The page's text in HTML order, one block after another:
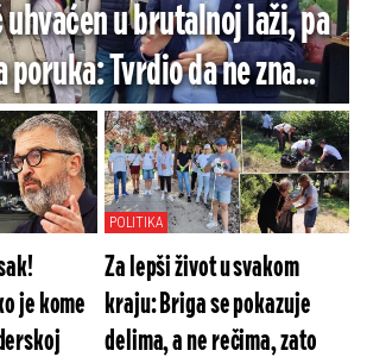
u brutalnoj laži, pa
Tvrdio da ne zna
od njega tražio posao za
(FOTO/VIDEO)
je kome
POLITIKA
Za lepši život u svakom
kraju: Briga se pokazuje
delima, a ne rečima, zato